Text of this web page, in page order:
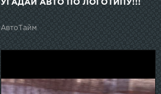
УГАДАЙ АВТО ПО ЛОГОТИПУ!!!
АвтоТайм